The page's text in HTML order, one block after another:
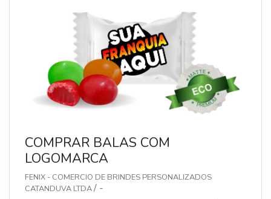
COMPRAR BALAS COM
LOGOMARCA
FENIX - COMERCIO DE BRINDES PERSONALIZADOS
CATANDUVA LTDA/ -